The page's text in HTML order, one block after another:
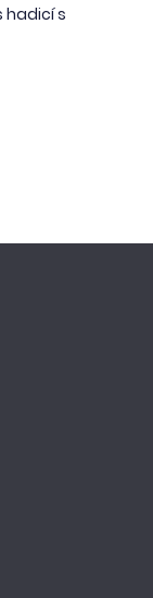
hadicí s